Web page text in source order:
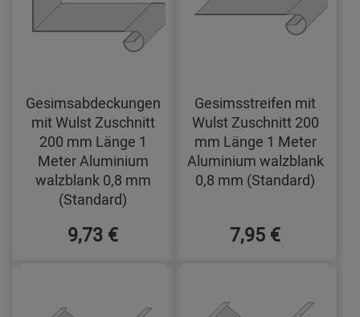
Gesimsabdeckungen
mit Wulst Zuschnitt
200 mm Länge 1
Meter Aluminium
walzblank 0,8 mm
(Standard)
9,73 €
Gesimsstreifen mit
Wulst Zuschnitt 200
mm Länge 1 Meter
Aluminium walzblank
0,8 mm (Standard)
7,95 €